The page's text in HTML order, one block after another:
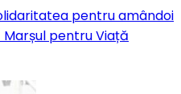
pentru amândoi
pentru Viață